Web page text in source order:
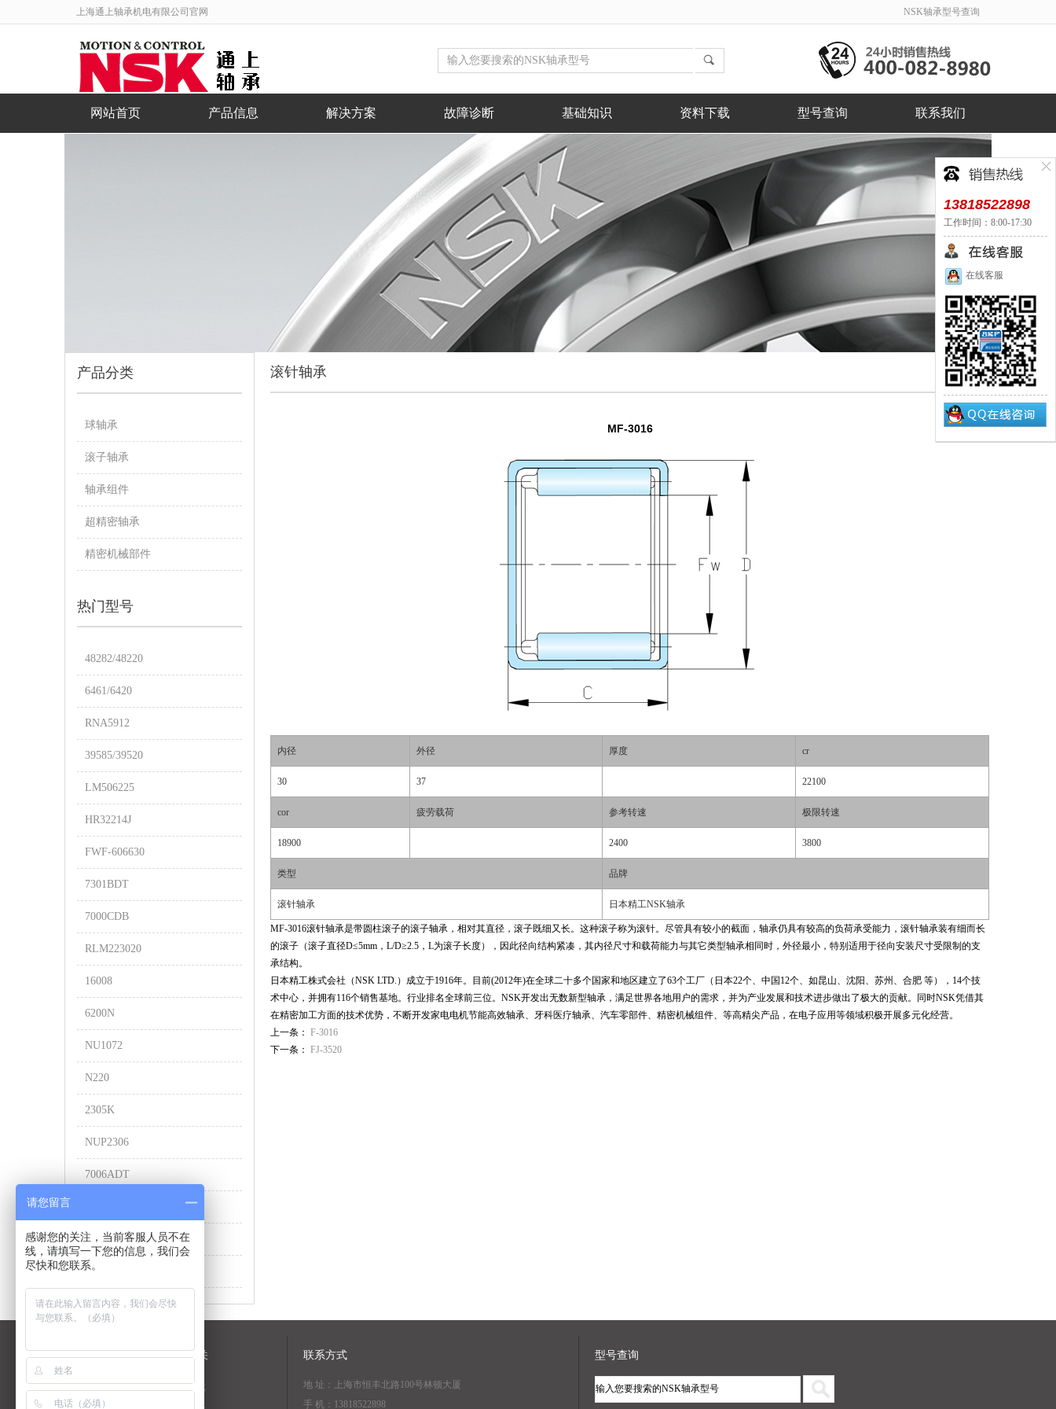
上海通上轴承机电有限公司官网 NSK轴承型号查询
网站首页 产品信息 解决方案 故障诊断 基础知识 资料下载 型号查询 联系我们
产品分类
球轴承
滚子轴承
轴承组件
超精密轴承
精密机械部件
热门型号
48282/48220
6461/6420
RNA5912
39585/39520
LM506225
HR32214J
FWF-606630
7301BDT
7000CDB
RLM223020
16008
6200N
NU1072
N220
2305K
NUP2306
7006ADT
7014CDT
FCRS-26
滚针轴承
MF-3016
内径 外径 厚度 cr
30 37 22100
cor 疲劳载荷 参考转速 极限转速
18900 2400 3800
类型 品牌
滚针轴承 日本精工NSK轴承
MF-3016滚针轴承是带圆柱滚子的滚子轴承，相对其直径，滚子既细又长。这种滚子称为滚针。尽管具有较小的截面，轴承仍具有较高的负荷承受能力，滚针轴承装有细而长
的滚子（滚子直径D≤5mm，L/D≥2.5，L为滚子长度），因此径向结构紧凑，其内径尺寸和载荷能力与其它类型轴承相同时，外径最小，特别适用于径向安装尺寸受限制的支
承结构。
日本精工株式会社（NSK LTD.）成立于1916年。目前(2012年)在全球二十多个国家和地区建立了63个工厂（日本22个、中国12个、如昆山、沈阳、苏州、合肥 等），14个技
术中心，并拥有116个销售基地。行业排名全球前三位。NSK开发出无数新型轴承，满足世界各地用户的需求，并为产业发展和技术进步做出了极大的贡献。同时NSK凭借其
在精密加工方面的技术优势，不断开发家电电机节能高效轴承、牙科医疗轴承、汽车零部件、精密机械组件、等高精尖产品，在电子应用等领域积极开展多元化经营。
上一条： F-3016
下一条： FJ-3520
关于我们
公司简介
NSK相关
资料下载
联系方式
地 址：上海市恒丰北路100号林顿大厦
手 机：13818522898
型号查询
13818522898
工作时间：8:00-17:30
在线客服
请您留言
感谢您的关注，当前客服人员不在
线，请填写一下您的信息，我们会
尽快和您联系。